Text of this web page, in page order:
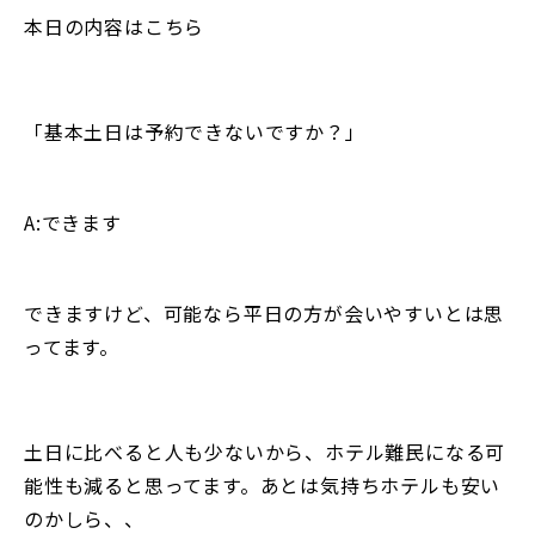
本日の内容はこちら
「基本土日は予約できないですか？」
A:できます
できますけど、可能なら平日の方が会いやすいとは思
ってます。
土日に比べると人も少ないから、ホテル難民になる可
能性も減ると思ってます。あとは気持ちホテルも安い
のかしら、、